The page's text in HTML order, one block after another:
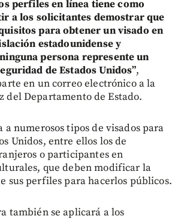
perfiles en línea tiene como
a los solicitantes demostrar que
para obtener un visado en
estadounidense y
persona represente un
de Estados Unidos”,
en un correo electrónico a la
del Departamento de Estado.
a numerosos tipos de visados para
Unidos, entre ellos los de
o participantes en
que deben modificar la
sus perfiles para hacerlos públicos.
también se aplicará a los